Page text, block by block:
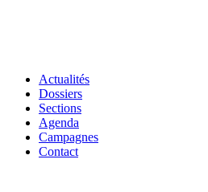
Actualités
Dossiers
Sections
Agenda
Campagnes
Contact